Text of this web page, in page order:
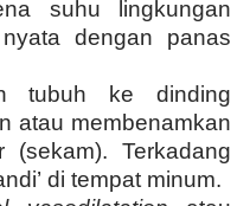
suhu lingkungan
dengan panas
tubuh ke dinding
atau membenamkan
Terkadang
di tempat minum.